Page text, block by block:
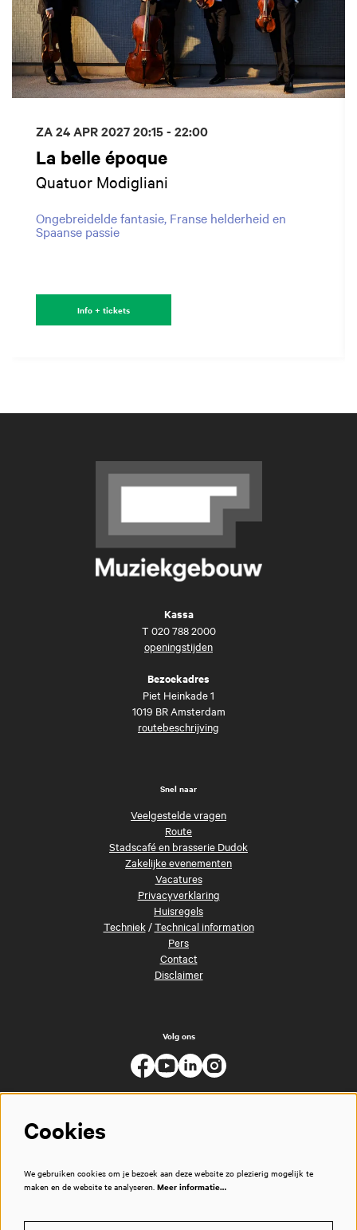
La belle époque
Quatuor Modigliani
Ongebreidelde fantasie, Franse helderheid en
Spaanse passie
ZA 24 APR 202720:15 - 22:00
Info + tickets
Kassa
T 020 788 2000
openingstijden
Bezoekadres
Piet Heinkade 1
1019 BR Amsterdam
routebeschrijving
Snel naar
Veelgestelde vragen
Route
Stadscafé en brasserie Dudok
Zakelijke evenementen
Vacatures
Privacyverklaring
Huisregels
Techniek/Technical information
Pers
Contact
Disclaimer
Volg ons
Cookies
We gebruiken cookies om je bezoek aan deze website zo plezierig mogelijk te
maken en de website te analyseren. Meer informatie…